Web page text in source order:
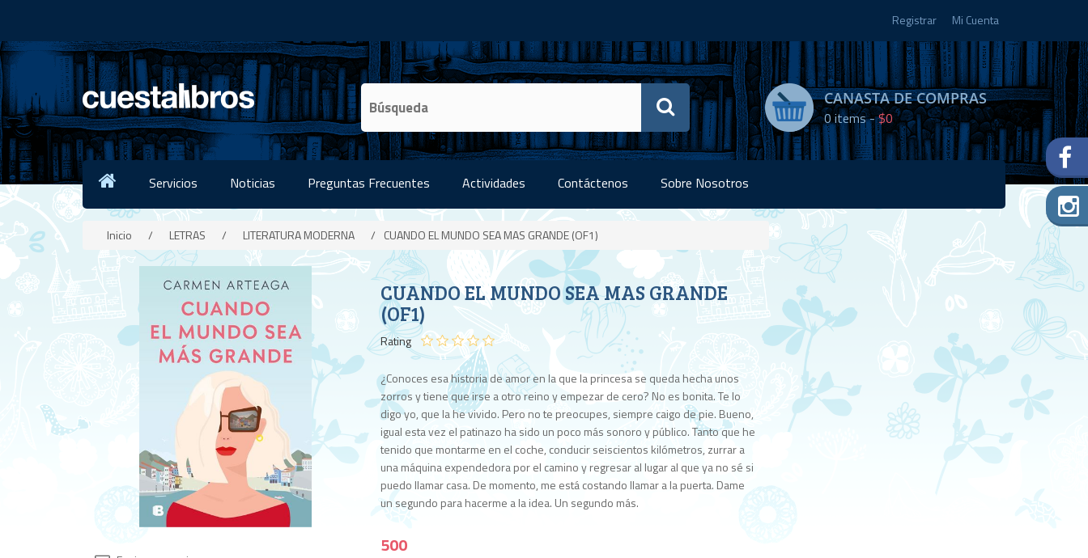
Registrar Mi Cuenta
CANASTA DE COMPRAS
0items -$0
Servicios Noticias Preguntas Frecuentes Actividades Contáctenos Sobre Nosotros
Inicio / LETRAS / LITERATURA MODERNA / CUANDO EL MUNDO SEA MAS GRANDE (OF1)
CUANDO EL MUNDO SEA MAS GRANDE
(OF1)
Rating
¿Conoces esa historia de amor en la que la princesa se queda hecha unos
zorros y tiene que irse a otro reino y empezar de cero? No es bonita. Te lo
digo yo, que la he vivido. Pero no te preocupes, siempre caigo de pie. Bueno,
igual esta vez el patinazo ha sido un poco más sonoro y público. Tanto que he
tenido que montarme en el coche, conducir seiscientos kilómetros, zurrar a
una máquina expendedora por el camino y regresar al lugar al que ya no sé si
puedo llamar casa. De momento, me está costando llamar a la puerta. Dame
un segundo para hacerme a la idea. Un segundo más.
Disponibilidad:
Agotado
500